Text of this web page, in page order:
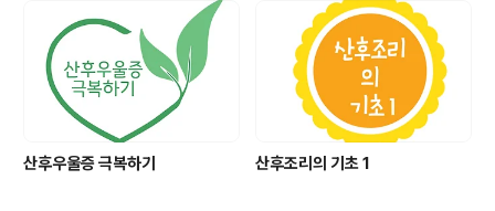
산후우울증 극복하기 산후조리의 기초 1